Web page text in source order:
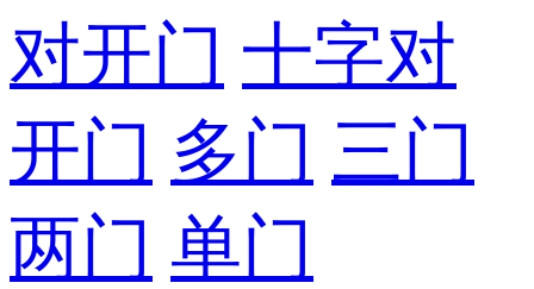
对开门 十字对
开门 多门 三门
两门 单门